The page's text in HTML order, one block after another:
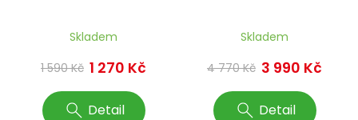
Skladem
1 590 Kč 1 270 Kč
Detail
Skladem
4 770 Kč 3 990 Kč
Detail